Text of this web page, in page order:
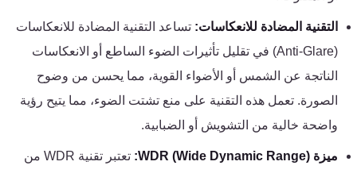
التقنية المضادة للانعكاسات:تساعد التقنية المضادة للانعكاسات
(Anti-Glare) في تقليل تأثيرات الضوء الساطع أو الانعكاسات
الناتجة عن الشمس أو الأضواء القوية، مما يحسن من وضوح
الصورة. تعمل هذه التقنية على منع تشتت الضوء، مما يتيح رؤية
واضحة خالية من التشويش أو الضبابية.
ميزة WDR (Wide Dynamic Range):
تعتبر تقنية WDR من
أكسيس
كنترول